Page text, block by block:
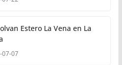
Estero La Vena en La
07-07